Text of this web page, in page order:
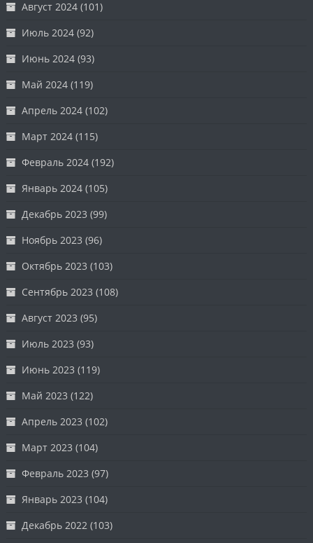
Август 2024 (101)
Июль 2024 (92)
Июнь 2024 (93)
Май 2024 (119)
Апрель 2024 (102)
Март 2024 (115)
Февраль 2024 (192)
Январь 2024 (105)
Декабрь 2023 (99)
Ноябрь 2023 (96)
Октябрь 2023 (103)
Сентябрь 2023 (108)
Август 2023 (95)
Июль 2023 (93)
Июнь 2023 (119)
Май 2023 (122)
Апрель 2023 (102)
Март 2023 (104)
Февраль 2023 (97)
Январь 2023 (104)
Декабрь 2022 (103)